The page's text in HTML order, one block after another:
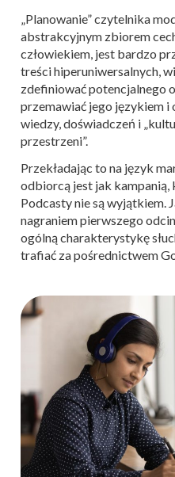
„Planowanie” czytelnika
abstrakcyjnym zbiorem
człowiekiem, jest bardzo
treści hiperuniwersalnych,
zdefiniować potencjalnego
przemawiać jego językiem i
wiedzy, doświadczeń i
przestrzeni”.
Przekładając to na język
odbiorcą jest jak kampanią,
Podcasty nie są wyjątkiem.
nagraniem pierwszego
ogólną charakterystykę
trafiać za pośrednictwem